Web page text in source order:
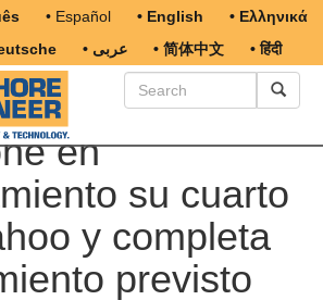
• Español • English
• Ελληνικά
• عربى • 简体中文 • हिंदी
en
su cuarto
y completa
previsto